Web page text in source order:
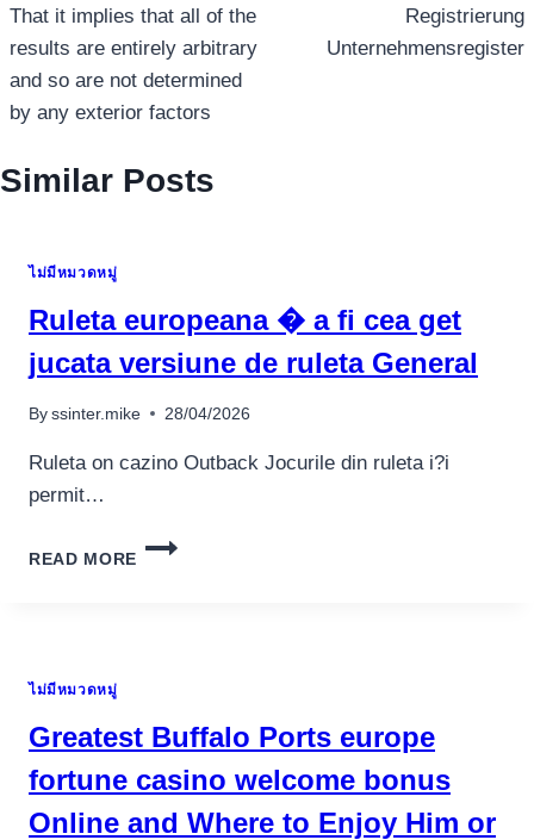
เรื่อง
That it implies that all of the
results are entirely arbitrary
and so are not determined
by any exterior factors
Registrierung
Unternehmensregister
Similar Posts
ไม่มีหมวดหมู่
Ruleta europeana � a fi cea get
jucata versiune de ruleta General
By ssinter.mike 28/04/2026
Ruleta on cazino Outback Jocurile din ruleta i?i
permit…
READ MORE
RULETA
VERSIUNE
RULETA
GENERAL
ไม่มีหมวดหมู่
Greatest Buffalo Ports europe
fortune casino welcome bonus
Online and Where to Enjoy Him or